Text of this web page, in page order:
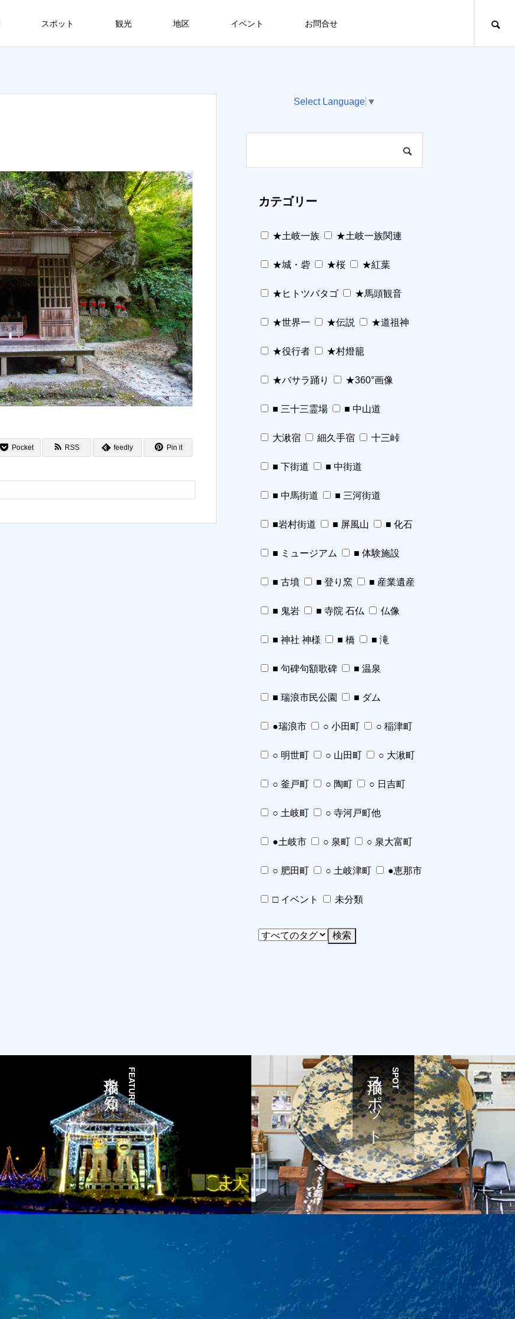
スポット 観光 地区 イベント お問合せ
Pocket RSS feedly Pin it
Select Language ▼
カテゴリー
★土岐一族 ★土岐一族関連
★城・砦 ★桜 ★紅葉
★ヒトツバタゴ ★馬頭観音
★世界一 ★伝説 ★道祖神
★役行者 ★村燈籠
★バサラ踊り ★360°画像
■ 三十三霊場 ■ 中山道
大湫宿 細久手宿 十三峠
■ 下街道 ■ 中街道
■ 中馬街道 ■ 三河街道
■岩村街道 ■ 屏風山 ■ 化石
■ ミュージアム ■ 体験施設
■ 古墳 ■ 登り窯 ■ 産業遺産
■ 鬼岩 ■ 寺院 石仏 仏像
■ 神社 神様 ■ 橋 ■ 滝
■ 句碑句額歌碑 ■ 温泉
■ 瑞浪市民公園 ■ ダム
●瑞浪市 ○ 小田町 ○ 稲津町
○ 明世町 ○ 山田町 ○ 大湫町
○ 釜戸町 ○ 陶町 ○ 日吉町
○ 土岐町 ○ 寺河戸町他
●土岐市 ○ 泉町 ○ 泉大富町
○ 肥田町 ○ 土岐津町 ●恵那市
□ イベント 未分類
FEATURE
瑞浪を知る SPOT
瑞浪スポット